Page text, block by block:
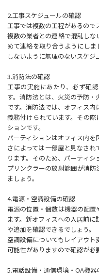
2.工事スケジュールの確認
工事では複数の工程があるので
複数の業者との連絡で混乱し
めて連絡を取り合うようにし
しないように無理のないスケジ
3.消防法の確認
工事の実施にあたり、必ず確
す。消防法とは、火災の予防
です。消防法では、オフィス
義務付けられています。その際
ションです。
パーティションはオフィス内
さによっては一部屋と見なさ
ります。そのため、パーティ
プリンクラーの放射範囲が消
ましょう。
4.電源・空調設備の確認
電源の位置・個数は機器の配
ます。新オフィスへの入居前
や追加を確認できるでしょう。
空調設備についてもレイアウ
可能性がありますので確認が必
5.電話設備・通信環境・OA機器